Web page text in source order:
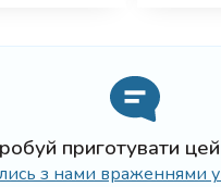
приготувати
з нами враженнями